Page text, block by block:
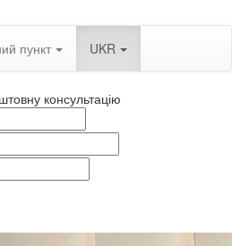
пункт UKR
консультацію